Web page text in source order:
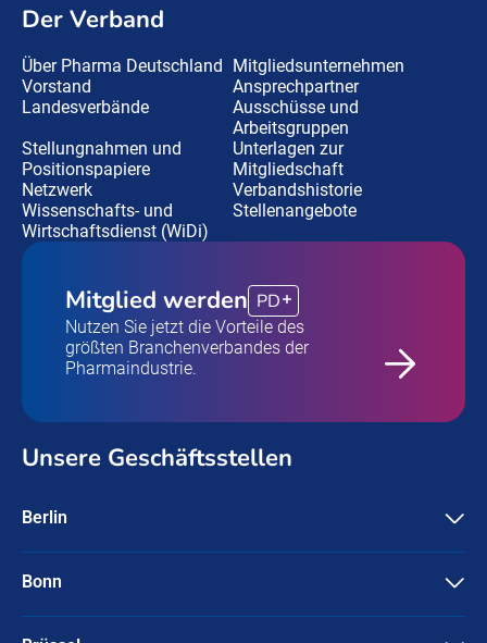
Der Verband
Über Pharma Deutschland Mitgliedsunternehmen
Vorstand
Ansprechpartner
Landesverbände
Ausschüsse und
Arbeitsgruppen
Stellungnahmen und
Positionspapiere
Unterlagen zur
Mitgliedschaft
Netzwerk
Verbandshistorie
Wissenschafts- und
Wirtschaftsdienst (WiDi)
Stellenangebote
Mitglied werden PD
Nutzen Sie jetzt die Vorteile des
größten Branchenverbandes der
Pharmaindustrie.
Unsere Geschäftsstellen
Berlin
10117 Berlin
+49-30 / 3087596-0
info@pharmadeutschland.de
Bonn